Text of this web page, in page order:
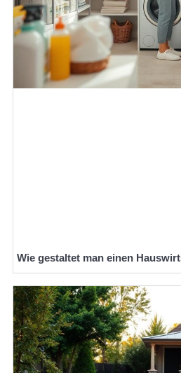
Wie gestaltet man einen